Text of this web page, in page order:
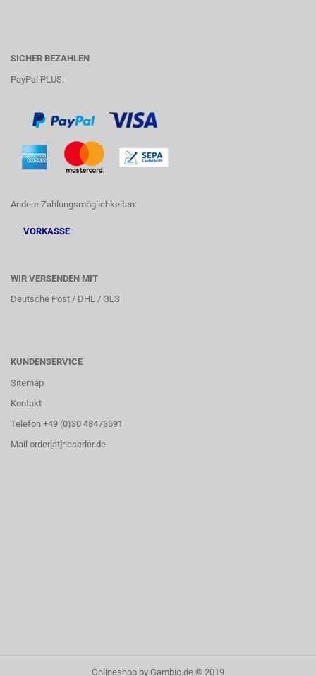
SICHER BEZAHLEN
PayPal PLUS:
Andere Zahlungsmöglichkeiten:
VORKASSE
WIR VERSENDEN MIT
Deutsche Post / DHL / GLS
KUNDENSERVICE
Sitemap
Kontakt
Telefon +49 (0)30 48473591
Mail order[at]rieserler.de
Onlineshop by Gambio.de © 2019